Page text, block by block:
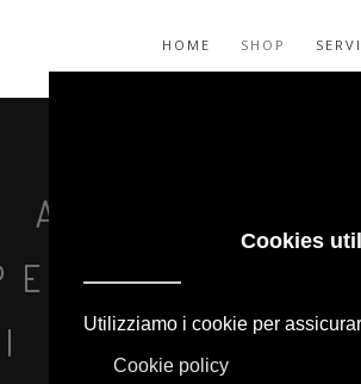
HOME SHOP